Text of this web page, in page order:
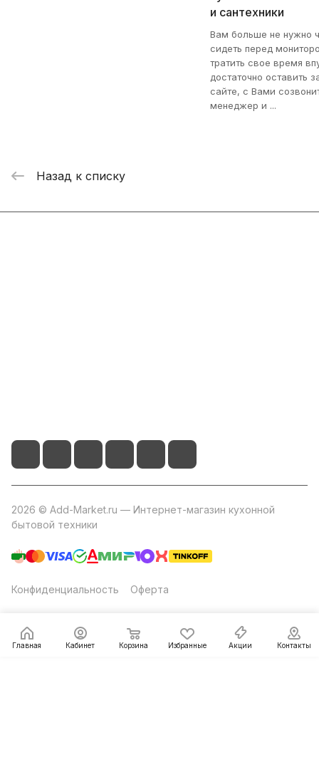
и сантехники
Вам больше не нужно
сидеть перед
тратить свое время
достаточно оставить
сайте, с Вами
менеджер и ...
Назад к списку
Главная Кабинет Корзина Избранные Акции Контакты
2026 © Add-Market.ru — Интернет-магазин кухонной
бытовой техники
Конфиденциальность Оферта